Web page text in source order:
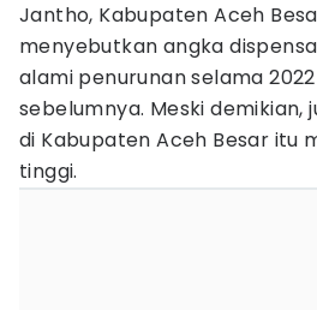
Jantho, Kabupaten Aceh
menyebutkan angka
alami penurunan selama
sebelumnya. Meski
di Kabupaten Aceh Besar itu
tinggi.